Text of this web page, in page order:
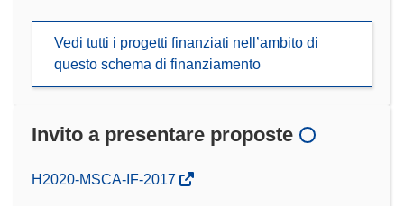
Vedi tutti i progetti finanziati nell’ambito di
questo schema di finanziamento
Invito a presentare proposte
(si
H2020-MSCA-IF-2017